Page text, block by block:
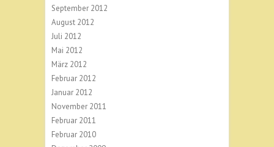
September 2012
August 2012
Juli 2012
Mai 2012
März 2012
Februar 2012
Januar 2012
November 2011
Februar 2011
Februar 2010